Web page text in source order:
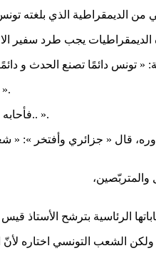
في القريب العاجل يجب طرد مصر أيضاً ».
فأحابه عاشق السكون: « إنها…بدعه..ما سبقهم ..فيها…أحد من العرب.. ».
قال « جزائري وأفتخر »: «
والمتربّصين،